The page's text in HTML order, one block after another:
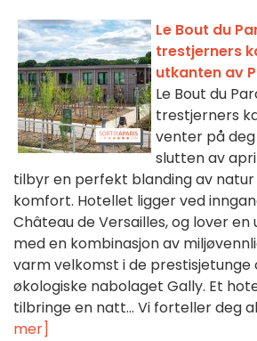
Le Bout du
trestjerners
utkanten av
Le Bout du
trestjerners
venter på
slutten av
tilbyr en perfekt blanding av
komfort. Hotellet ligger ved
Château de Versailles, og lover en
med en kombinasjon av
varm velkomst i de prestisjetunge
økologiske nabolaget Gally. Et
tilbringe en natt... Vi forteller deg
mer]